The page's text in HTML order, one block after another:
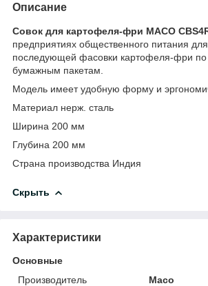
Описание
Совок для картофеля-фри MACO
предприятиях общественного питания
последующей фасовки картофеля-фри по
бумажным пакетам.
Модель имеет удобную форму и
Материал нерж. сталь
Ширина 200 мм
Глубина 200 мм
Страна производства Индия
Скрыть
Характеристики
Основные
Производитель
Maco